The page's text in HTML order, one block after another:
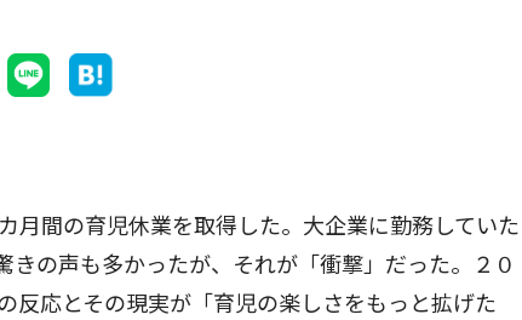
間の育児休業を取得した。大企業に勤務していた
の声も多かったが、それが「衝撃」だった。２０
反応とその現実が「育児の楽しさをもっと拡げた